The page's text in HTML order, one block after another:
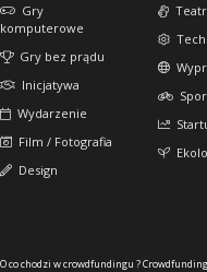
Gry
komputerowe
Gry bez prądu
Inicjatywa
Wydarzenie
Film / Fotografia
Design
O co chodzi w crowdfundingu ?